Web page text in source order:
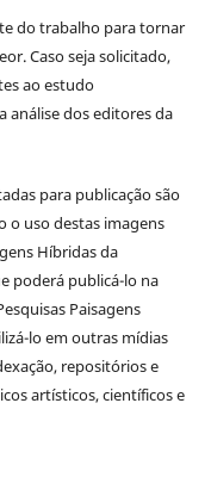
do trabalho para tornar
Caso seja solicitado,
ao estudo
análise dos editores da
para publicação são
o uso destas imagens
Híbridas da
poderá publicá-lo na
Paisagens
lo em outras mídias
repositórios e
artísticos, científicos e